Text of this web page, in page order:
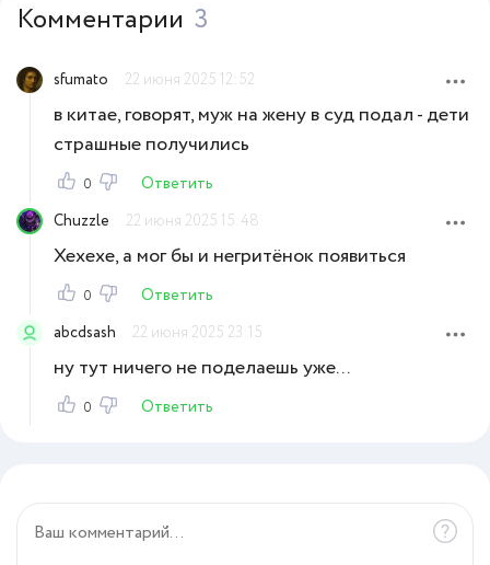
Комментарии 3
sfumato 22 июня 2025 12:52
в китае, говорят, муж на жену в суд подал - дети
страшные получились
0
Ответить
Chuzzle
22 июня 2025 15:48
Хехехе, а мог бы и негритёнок появиться
0
Ответить
abcdsash
22 июня 2025 23:15
ну тут ничего не поделаешь уже...
0 Ответить